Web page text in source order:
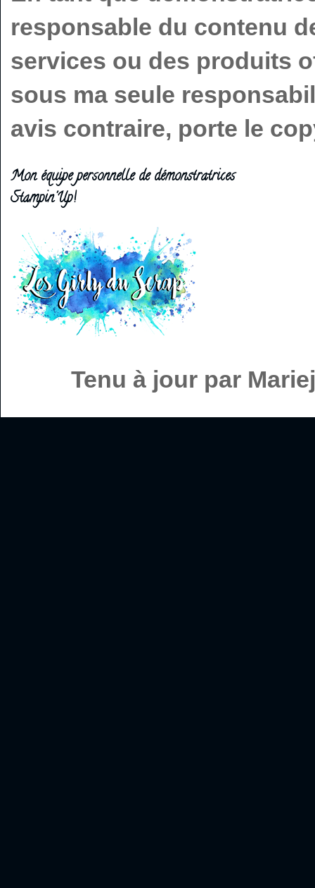
responsable du contenu
services ou des produits
sous ma seule
avis contraire, porte le
Mon équipe personnelle de démonstratrices
Stampin'Up!
Tenu à jour par